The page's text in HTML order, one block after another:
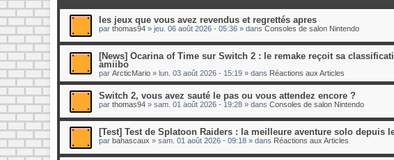
les jeux que vous avez revendus et regrettés apres
par thomas94 » jeu. 06 août 2026 - 05:36 » dans Consoles de salon Nintendo
[News] Ocarina of Time sur Switch 2 : le remake reçoit sa
amiibo
par ArcticMario » lun. 03 août 2026 - 15:19 » dans Réactions aux Articles
Switch 2, vous avez sauté le pas ou vous attendez encore ?
par thomas94 » sam. 01 août 2026 - 19:28 » dans Consoles de salon Nintendo
[Test] Test de Splatoon Raiders : la meilleure aventure solo depuis
par bahascaux » sam. 01 août 2026 - 09:18 » dans Réactions aux Articles